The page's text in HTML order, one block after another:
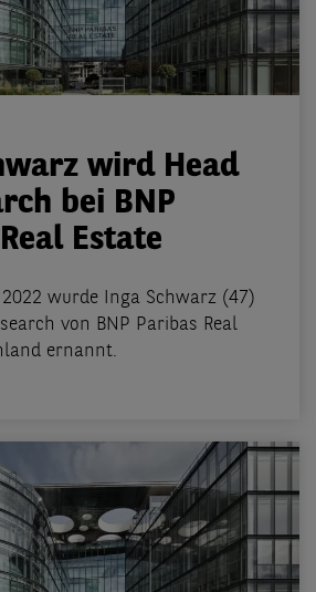
wird Head
bei BNP
Estate
wurde Inga Schwarz (47)
von BNP Paribas Real
ernannt.